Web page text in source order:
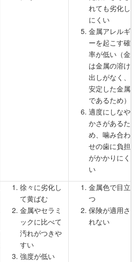
れても劣化し
にくい
金属アレルギ
ーを起こす確
率が低い（金
は金属の溶け
出しがなく、
安定した金属
であるため）
適度にしなや
かさがあるた
め、噛み合わ
せの歯に負担
がかかりにく
い
徐々に劣化し
て黄ばむ
金属やセラミ
ックに比べて
汚れがつきや
すい
強度が低い
金属色で目立
つ
保険が適用さ
れない